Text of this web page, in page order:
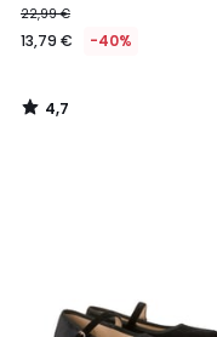
22,99 €
13,79 € -40%
4,7
/